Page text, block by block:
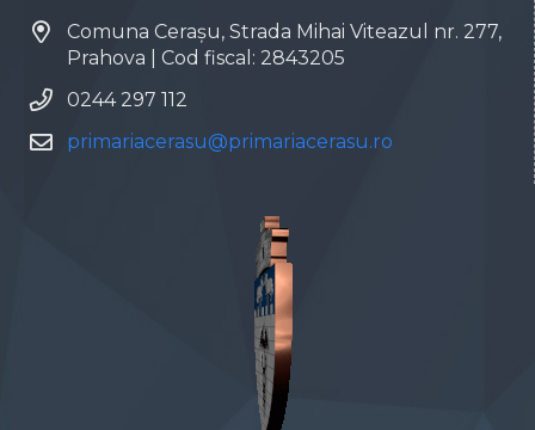
Comuna Cerașu, Strada Mihai Viteazul nr. 277,
Prahova | Cod fiscal: 2843205
0244 297 112
primariacerasu@primariacerasu.ro